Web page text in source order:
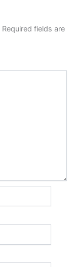
Required fields are